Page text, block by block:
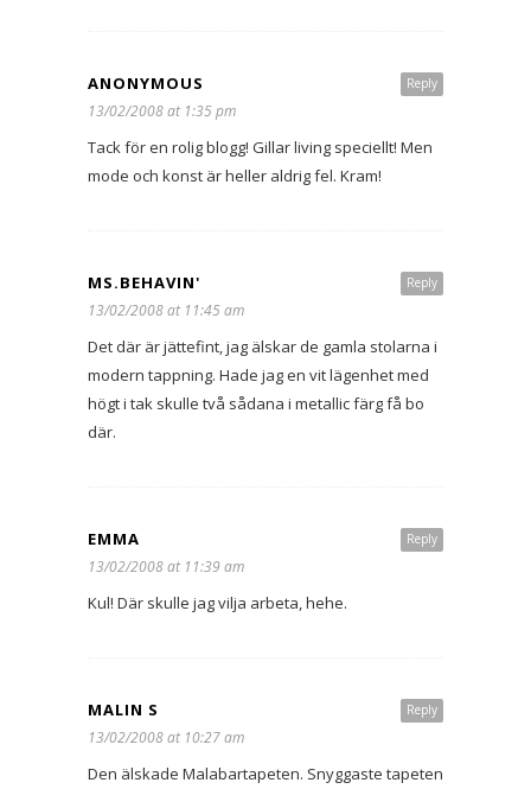
Reply
ANONYMOUS
13/02/2008 at 1:35 pm
Tack för en rolig blogg! Gillar living speciellt! Men
mode och konst är heller aldrig fel. Kram!
Reply
MS.BEHAVIN'
13/02/2008 at 11:45 am
Det där är jättefint, jag älskar de gamla stolarna i
modern tappning. Hade jag en vit lägenhet med
högt i tak skulle två sådana i metallic färg få bo
där.
Reply
EMMA
13/02/2008 at 11:39 am
Kul! Där skulle jag vilja arbeta, hehe.
Reply
MALIN S
13/02/2008 at 10:27 am
Den älskade Malabartapeten. Snyggaste tapeten